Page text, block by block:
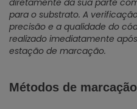
diretamente da sua parte
para o substrato. A
precisão e a qualidade do
realizado imediatamente
estação de marcação.
Métodos de marcação